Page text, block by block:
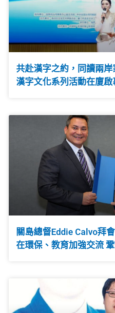
共赴漢字之約，同讀兩
漢字文化系列活動在廈啟
關島總督Eddie Calvo拜
在環保、教育加強交流